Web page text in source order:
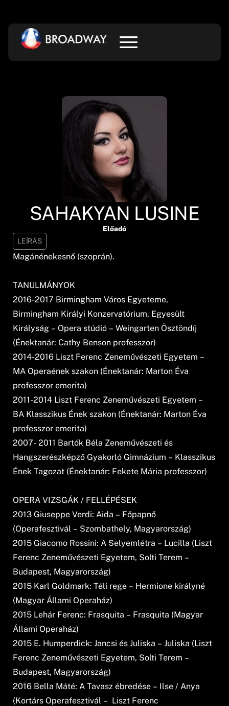
SAHAKYAN LUSINE
Előadó
LEÍRÁS
Magánénekesnő (szoprán).
TANULMÁNYOK
2016-2017 Birmingham Város Egyeteme,
Birmingham Királyi Konzervatórium, Egyesült
Királyság – Opera stúdió – Weingarten Ösztöndíj
(Énektanár: Cathy Benson professzor)
2014-2016 Liszt Ferenc Zeneművészeti Egyetem –
MA Operaének szakon (Énektanár: Marton Éva
professzor emerita)
2011-2014 Liszt Ferenc Zeneművészeti Egyetem –
BA Klasszikus Ének szakon (Énektanár: Marton Éva
professzor emerita)
2007- 2011 Bartók Béla Zeneművészeti és
Hangszerészképző Gyakorló Gimnázium – Klasszikus
Ének Tagozat (Énektanár: Fekete Mária professzor)
OPERA VIZSGÁK / FELLÉPÉSEK
2013 Giuseppe Verdi: Aida – Főpapnő
(Operafesztivál – Szombathely, Magyarország)
2015 Giacomo Rossini: A Selyemlétra – Lucilla (Liszt
Ferenc Zeneművészeti Egyetem, Solti Terem –
Budapest, Magyarország)
2015 Karl Goldmark: Téli rege – Hermione királyné
(Magyar Állami Operaház)
2015 Lehár Ferenc: Frasquita – Frasquita (Magyar
Állami Operaház)
2015 E. Humperdick: Jancsi és Juliska – Juliska (Liszt
Ferenc Zeneművészeti Egyetem, Solti Terem –
Budapest, Magyarország)
2016 Bella Máté: A Tavasz ébredése – Ilse / Anya
(Kortárs Operafesztivál – Liszt Ferenc